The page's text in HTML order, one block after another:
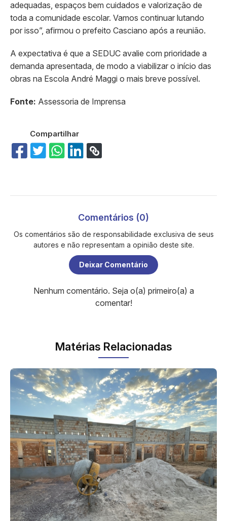
adequadas, espaços bem cuidados e valorização de
toda a comunidade escolar. Vamos continuar lutando
por isso”, afirmou o prefeito Casciano após a reunião.
A expectativa é que a SEDUC avalie com prioridade a
demanda apresentada, de modo a viabilizar o início das
obras na Escola André Maggi o mais breve possível.
Fonte: Assessoria de Imprensa
Compartilhar
Comentários (0)
Os comentários são de responsabilidade exclusiva de seus
autores e não representam a opinião deste site.
Deixar Comentário
Nenhum comentário. Seja o(a) primeiro(a) a
comentar!
Matérias Relacionadas